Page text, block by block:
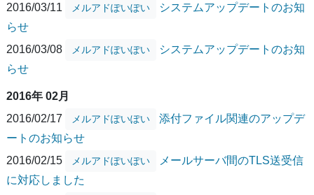
2016/03/11
メルアドぽいぽい
システムアップデートのお知
らせ
2016/03/08
メルアドぽいぽい
システムアップデートのお知
らせ
2016年 02月
2016/02/17
メルアドぽいぽい
添付ファイル関連のアップデ
ートのお知らせ
2016/02/15
メルアドぽいぽい
メールサーバ間のTLS送受信
に対応しました